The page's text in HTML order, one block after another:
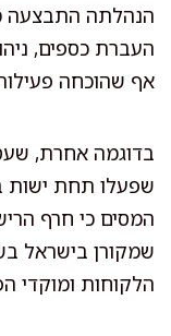
הנהלתה התבצעה
העברת כספים,
אף שהוכחה
בדוגמה אחרת,
שפעלו תחת ישות
המסים כי חרף
שמקורן בישראל
הלקוחות ומוקדי